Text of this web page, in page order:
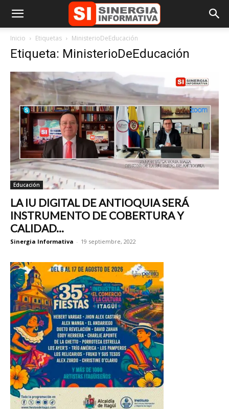
Inicio Etiquetas MinisterioDeEducación
Etiqueta: MinisterioDeEducación
Educación
LA IU DIGITAL DE ANTIOQUIA SERÁ
INSTRUMENTO DE COBERTURA Y
CALIDAD...
Sinergia Informativa - 19 septiembre, 2022